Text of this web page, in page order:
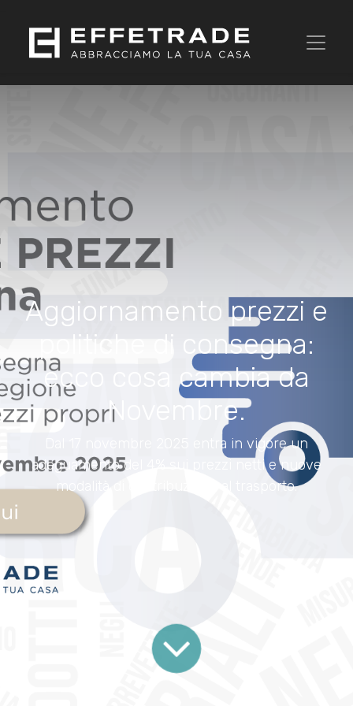
Aggiornamento prezzi e
politiche di consegna:
ecco cosa cambia da
Novembre.
Dal 17 novembre 2025 entra in vigore un
adeguamento del 4% sui prezzi netti e nuove
modalità di contribuzione al trasporto.